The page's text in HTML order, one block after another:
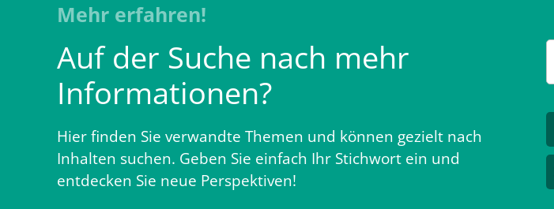
Mehr erfahren!
Auf der Suche nach mehr
Informationen?
Hier finden Sie verwandte Themen und können gezielt nach
Inhalten suchen. Geben Sie einfach Ihr Stichwort ein und
entdecken Sie neue Perspektiven!